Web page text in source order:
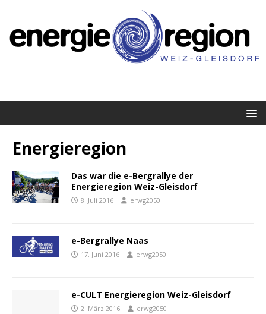
Energieregion
Das war die e-Bergrallye der
Energieregion Weiz-Gleisdorf
8. Juli 2016 erwg2050
e-Bergrallye Naas
17. Juni 2016 erwg2050
e-CULT Energieregion Weiz-Gleisdorf
2. März 2016 erwg2050